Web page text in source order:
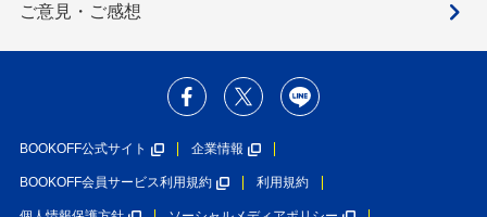
ご意見・ご感想
BOOKOFF公式サイト 企業情報
BOOKOFF会員サービス利用規約 利用規約